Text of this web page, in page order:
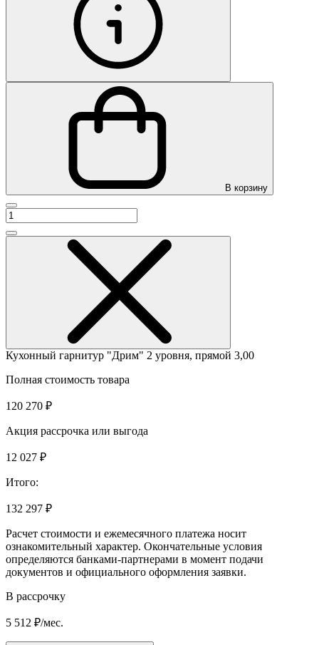
В корзину
Кухонный гарнитур "Дрим" 2 уровня, прямой 3,00
Полная стоимость товара
120 270 ₽
Акция рассрочка или выгода
12 027 ₽
Итого:
132 297 ₽
Расчет стоимости и ежемесячного платежа носит
ознакомительный характер. Окончательные условия
определяются банками-партнерами в момент подачи
документов и официального оформления заявки.
В рассрочку
5 512 ₽/мес.